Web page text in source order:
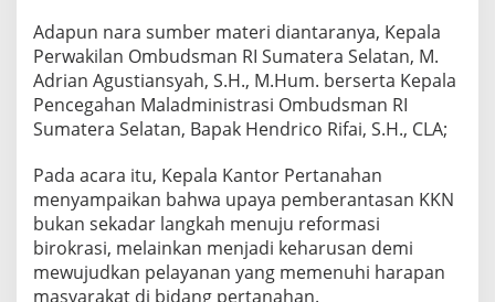
Adapun nara sumber materi diantaranya, Kepala
Perwakilan Ombudsman RI Sumatera Selatan, M.
Adrian Agustiansyah, S.H., M.Hum. berserta Kepala
Pencegahan Maladministrasi Ombudsman RI
Sumatera Selatan, Bapak Hendrico Rifai, S.H., CLA;
Pada acara itu, Kepala Kantor Pertanahan
menyampaikan bahwa upaya pemberantasan KKN
bukan sekadar langkah menuju reformasi
birokrasi, melainkan menjadi keharusan demi
mewujudkan pelayanan yang memenuhi harapan
masyarakat di bidang pertanahan.